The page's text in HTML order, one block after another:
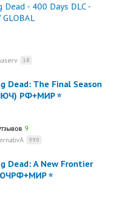
Dead - 400 Days DLC -
18
Dead: The Final Season
РФ+МИР
9
999
Dead: A New Frontier